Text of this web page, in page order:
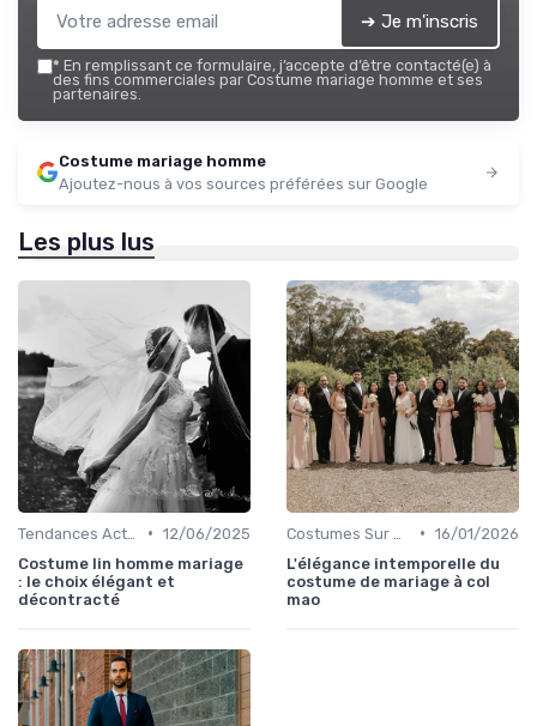
➔ Je m'inscris
* En remplissant ce formulaire, j’accepte d’être contacté(e) à
des fins commerciales par Costume mariage homme et ses
partenaires.
Costume mariage homme
Ajoutez-nous à vos sources préférées sur Google
Les plus lus
• 12/06/2025
Costume lin homme mariage
: le choix élégant et
décontracté
• 16/01/2026
L'élégance intemporelle du
costume de mariage à col
mao